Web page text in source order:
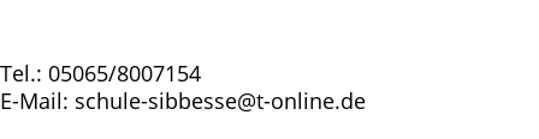
Tel.: 05065/8007154
E-Mail: schule-sibbesse@t-online.de